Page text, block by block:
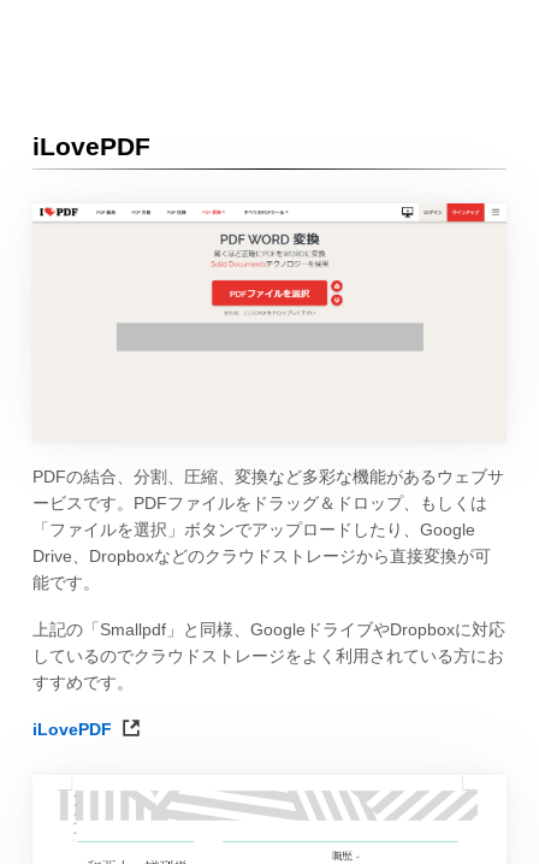
iLovePDF
PDFの結合、分割、圧縮、変換など多彩な機能があるウェブサ
ービスです。PDFファイルをドラッグ＆ドロップ、もしくは
「ファイルを選択」ボタンでアップロードしたり、Google
Drive、Dropboxなどのクラウドストレージから直接変換が可
能です。
上記の「Smallpdf」と同様、GoogleドライブやDropboxに対応
しているのでクラウドストレージをよく利用されている方にお
すすめです。
iLovePDF